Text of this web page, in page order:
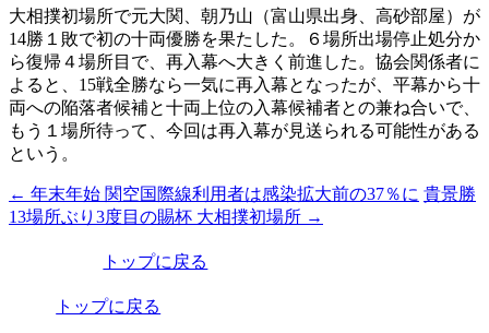
Masters組合員ログイン
大相撲初場所で元大関、朝乃山（富山県出身、高砂部屋）が
14勝１敗で初の十両優勝を果たした。６場所出場停止処分か
ら復帰４場所目で、再入幕へ大きく前進した。協会関係者に
よると、15戦全勝なら一気に再入幕となったが、平幕から十
両への陥落者候補と十両上位の入幕候補者との兼ね合いで、
もう１場所待って、今回は再入幕が見送られる可能性がある
という。
投
稿
← 年末年始 関空国際線利用者は感染拡大前の37％に 貴景勝
13場所ぶり3度目の賜杯 大相撲初場所 →
トップに戻る
トップに戻る